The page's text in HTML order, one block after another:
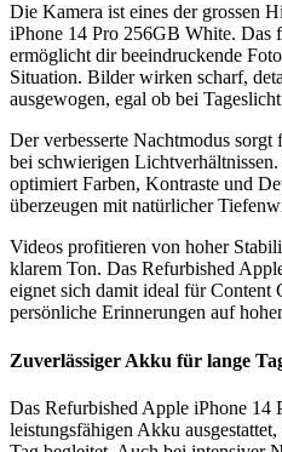
Die Kamera ist eines der grossen
iPhone 14 Pro 256GB White. Das
ermöglicht dir beeindruckende
Situation. Bilder wirken scharf,
ausgewogen, egal ob bei
Der verbesserte Nachtmodus
bei schwierigen
optimiert Farben, Kontraste und
überzeugen mit natürlicher
Videos profitieren von hoher
klarem Ton. Das Refurbished
eignet sich damit ideal für Content
persönliche Erinnerungen auf
Zuverlässiger Akku für lange
Das Refurbished Apple iPhone 14
leistungsfähigen Akku